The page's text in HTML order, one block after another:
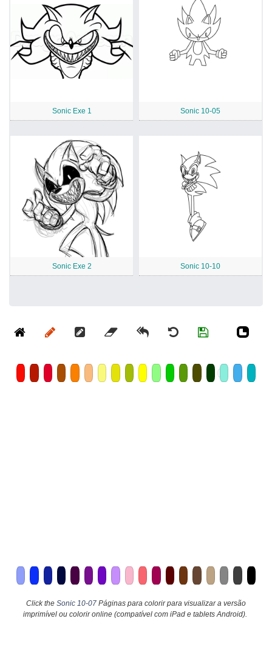
Sonic Exe 1 Sonic 10-05
Sonic Exe 2 Sonic 10-10
Click the Sonic 10-07 Páginas para colorir para visualizar a versão
imprimível ou colorir online (compatível com iPad e tablets Android).